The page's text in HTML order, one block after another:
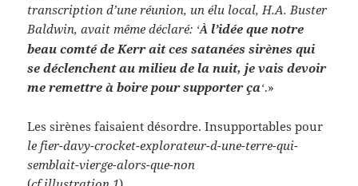
transcription d’une réunion, un élu local, H.A. Buster
Baldwin, avait même déclaré: ‘À l’idée que notre
beau comté de Kerr ait ces satanées sirènes qui
se déclenchent au milieu de la nuit, je vais devoir
me remettre à boire pour supporter ça‘.»
Les sirènes faisaient désordre. Insupportables pour
le fier-davy-crocket-explorateur-d-une-terre-qui-
semblait-vierge-alors-que-non